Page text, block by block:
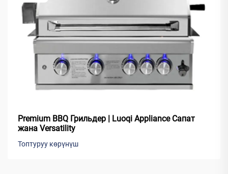
Premium BBQ Грильдер | Luoqi Appliance Сапат
жана Versatility
Топтуруу көрүнүш